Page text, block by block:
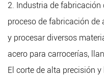
2. Industria de fabricación
proceso de fabricación de
y procesar diversos
acero para carrocerías,
El corte de alta precisión